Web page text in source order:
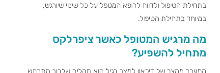
בתחילת הטיפול ולדווח לרופא המטפל על כל שינוי שיורגש,
במיוחד בתחילת הטיפול.
מה מרגיש המטופל כאשר ציפרלקס
מתחיל להשפיע?
המעבר ממצב של דיכאון למצב רגיל הוא תהליך שלרוב מתרחש